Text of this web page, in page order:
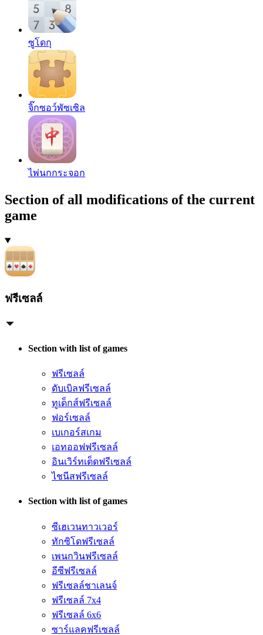
ซูโดกุ
จิ๊กซอว์พัซเซิล
ไพ่นกกระจอก
Section of all modifications of the current
game
ฟรีเซลล์
Section with list of games
ฟรีเซลล์
ดับเบิลฟรีเซลล์
ทูเด็กส์ฟรีเซลล์
ฟอร์เซลล์
เบเกอร์สเกม
เอทออฟฟรีเซลล์
อินเวิร์ทเต็ดฟรีเซลล์
ไชนีสฟรีเซลล์
Section with list of games
ซีเฮเวนทาวเวอร์
ทักซิโดฟรีเซลล์
เพนกวินฟรีเซลล์
อีซีฟรีเซลล์
ฟรีเซลล์ชาเลนจ์
ฟรีเซลล์ 7x4
ฟรีเซลล์ 6x6
ซาร์แลคฟรีเซลล์